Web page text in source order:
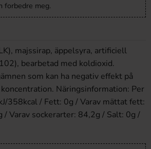
forbedre meg.
majssirap, äppelsyra, artificiell
bearbetad med koldioxid.
som kan ha negativ effekt på
Näringsinformation: Per
358kcal / Fett: 0g / Varav mättat fett:
/ Varav sockerarter: 84,2g / Salt: 0g /